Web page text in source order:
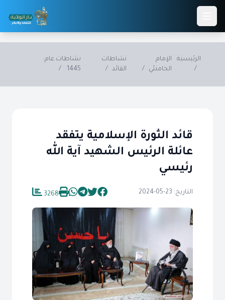
Skip to main content
الرئيسية
/
الإمام
الخامنئي
/
نشاطات
القائد
/
نشاطات عام:
1445
/
قائد الثورة الإسلامية يتفقد
عائلة الرئيس الشهيد آية الله
رئيسي
التاريخ: 23-05-2024 3268